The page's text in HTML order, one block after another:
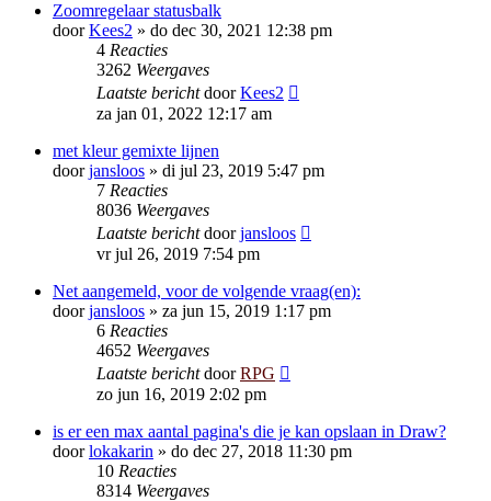
Zoomregelaar statusbalk
doorKees2 » do dec 30, 2021 12:38 pm
4 Reacties
3262 Weergaves
Laatste berichtdoorKees2
za jan 01, 2022 12:17 am
met kleur gemixte lijnen
doorjansloos » di jul 23, 2019 5:47 pm
7 Reacties
8036 Weergaves
Laatste berichtdoorjansloos
vr jul 26, 2019 7:54 pm
Net aangemeld, voor de volgende vraag(en):
doorjansloos » za jun 15, 2019 1:17 pm
6 Reacties
4652 Weergaves
Laatste berichtdoorRPG
zo jun 16, 2019 2:02 pm
is er een max aantal pagina's die je kan opslaan in Draw?
doorlokakarin » do dec 27, 2018 11:30 pm
10 Reacties
8314 Weergaves